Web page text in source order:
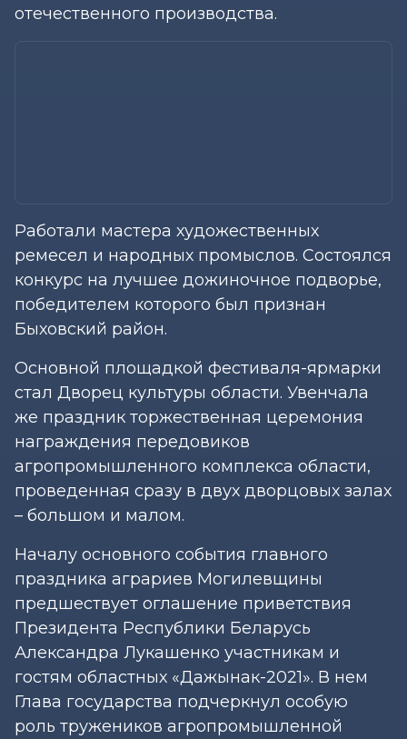
отечественного производства.
Работали мастера художественных
ремесел и народных промыслов. Состоялся
конкурс на лучшее дожиночное подворье,
победителем которого был признан
Быховский район.
Основной площадкой фестиваля-ярмарки
стал Дворец культуры области. Увенчала
же праздник торжественная церемония
награждения передовиков
агропромышленного комплекса области,
проведенная сразу в двух дворцовых залах
– большом и малом.
Началу основного события главного
праздника аграриев Могилевщины
предшествует оглашение приветствия
Президента Республики Беларусь
Александра Лукашенко участникам и
гостям областных «Дажынак-2021». В нем
Глава государства подчеркнул особую
роль тружеников агропромышленной